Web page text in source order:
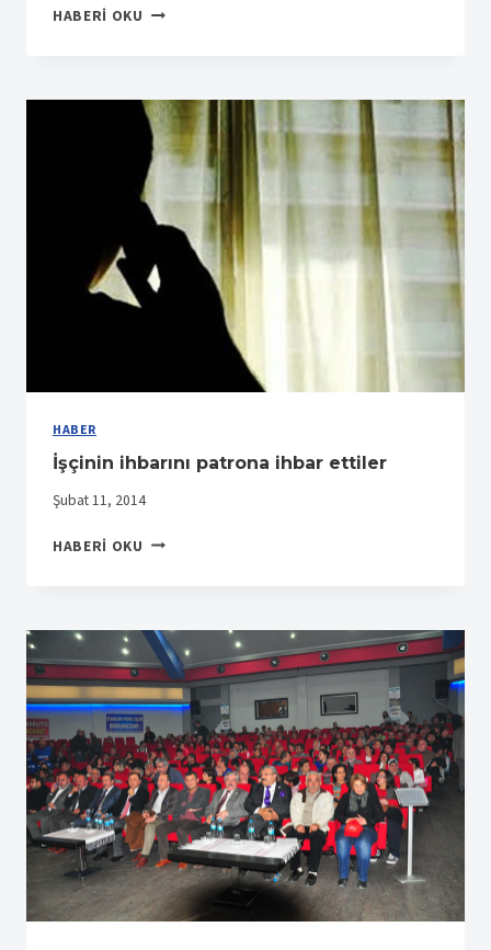
HABERI OKU SAYBOLT
SÖZLEŞMESI
TASLAK
ÇALIŞMASI
YAPILDI
HABER
İşçinin ihbarını patrona ihbar ettiler
Şubat 11, 2014
HABERI OKU İŞÇININ
ETTILER